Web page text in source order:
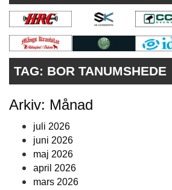
KONTAKT
VÅRA ANDRA MAGASIN
PRENUMERERA
ANNONSERA
TAG: BOR TANUMSHEDE
Arkiv: Månad
juli 2026
juni 2026
maj 2026
april 2026
mars 2026